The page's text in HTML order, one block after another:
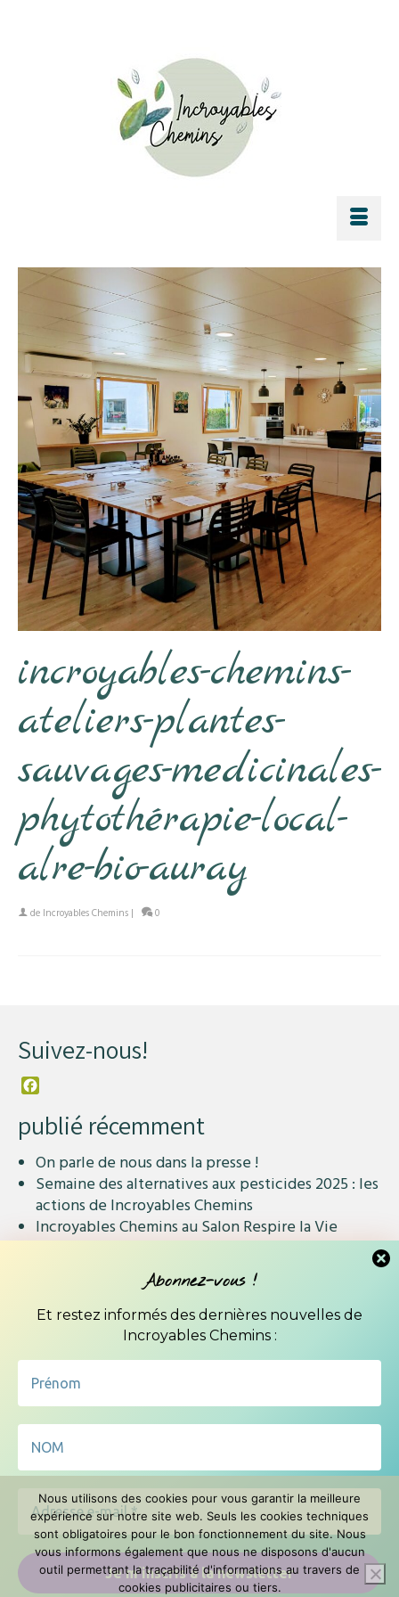
incroyables-chemins-
ateliers-plantes-
sauvages-medicinales-
phytothérapie-local-
alre-bio-auray
de Incroyables Chemins | 0
Abonnez-vous !
Et restez informés des dernières nouvelles de
Incroyables Chemins :
Suivez-nous!
publié récemment
On parle de nous dans la presse !
Semaine des alternatives aux pesticides 2025 : les
actions de Incroyables Chemins
Incroyables Chemins au Salon Respire la Vie
Rennes – 21 au 23 février 2025
Abonnez-vous à notre newsletter
Recevez notre programme et nos
actualités tous les 2 mois
Nous ne spammons pas ! Consultez notre politique de
confidentialitépour plus d’informations.
Nous utilisons des cookies pour vous garantir la meilleure
expérience sur notre site web. Seuls les cookies techniques
sont obligatoires pour le bon fonctionnement du site. Nous
vous informons également que nous ne disposons d'aucun
outil permettant la traçabilité d'informations au travers de
cookies publicitaires ou tiers.